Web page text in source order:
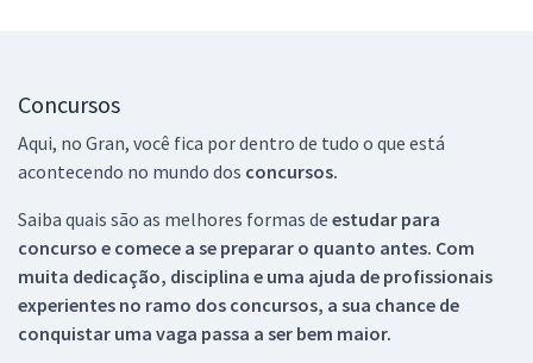
Concursos
Aqui, no Gran, você fica por dentro de tudo o que está
acontecendo no mundo dos concursos.
Saiba quais são as melhores formas de estudar para
concurso e comece a se preparar o quanto antes. Com
muita dedicação, disciplina e uma ajuda de profissionais
experientes no ramo dos concursos, a sua chance de
conquistar uma vaga passa a ser bem maior.